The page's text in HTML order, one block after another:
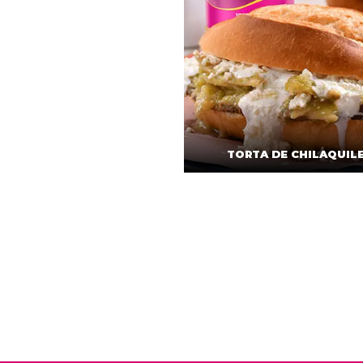
TORTA DE